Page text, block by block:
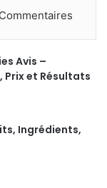
Commentaires
Avis –
Prix et Résultats
Ingrédients,